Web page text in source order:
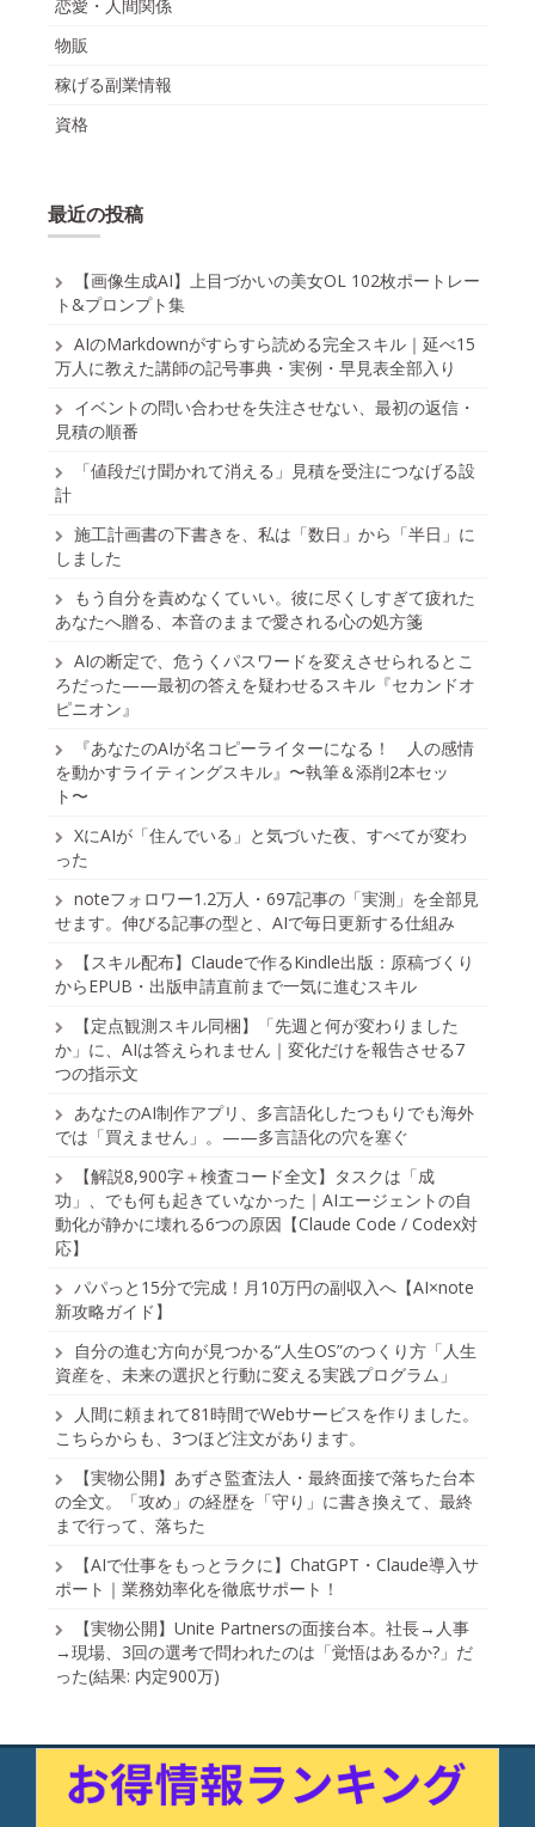
恋愛・人間関係
物販
稼げる副業情報
資格
最近の投稿
【画像生成AI】上目づかいの美女OL 102枚ポートレー
ト&プロンプト集
AIのMarkdownがすらすら読める完全スキル｜延べ15
万人に教えた講師の記号事典・実例・早見表全部入り
イベントの問い合わせを失注させない、最初の返信・
見積の順番
「値段だけ聞かれて消える」見積を受注につなげる設
計
施工計画書の下書きを、私は「数日」から「半日」に
しました
もう自分を責めなくていい。彼に尽くしすぎて疲れた
あなたへ贈る、本音のままで愛される心の処方箋
AIの断定で、危うくパスワードを変えさせられるとこ
ろだった——最初の答えを疑わせるスキル『セカンドオ
ピニオン』
『あなたのAIが名コピーライターになる！ 人の感情
を動かすライティングスキル』〜執筆＆添削2本セッ
ト〜
XにAIが「住んでいる」と気づいた夜、すべてが変わ
った
noteフォロワー1.2万人・697記事の「実測」を全部見
せます。伸びる記事の型と、AIで毎日更新する仕組み
【スキル配布】Claudeで作るKindle出版：原稿づくり
からEPUB・出版申請直前まで一気に進むスキル
【定点観測スキル同梱】「先週と何が変わりました
か」に、AIは答えられません｜変化だけを報告させる7
つの指示文
あなたのAI制作アプリ、多言語化したつもりでも海外
では「買えません」。——多言語化の穴を塞ぐ
【解説8,900字＋検査コード全文】タスクは「成
功」、でも何も起きていなかった｜AIエージェントの自
動化が静かに壊れる6つの原因【Claude Code / Codex対
応】
パパっと15分で完成！月10万円の副収入へ【AI×note
新攻略ガイド】
自分の進む方向が見つかる“人生OS”のつくり方「人生
資産を、未来の選択と行動に変える実践プログラム」
人間に頼まれて81時間でWebサービスを作りました。
こちらからも、3つほど注文があります。
【実物公開】あずさ監査法人・最終面接で落ちた台本
の全文。「攻め」の経歴を「守り」に書き換えて、最終
まで行って、落ちた
【AIで仕事をもっとラクに】ChatGPT・Claude導入サ
ポート｜業務効率化を徹底サポート！
【実物公開】Unite Partnersの面接台本。社長→人事
→現場、3回の選考で問われたのは「覚悟はあるか?」だ
った(結果: 内定900万)